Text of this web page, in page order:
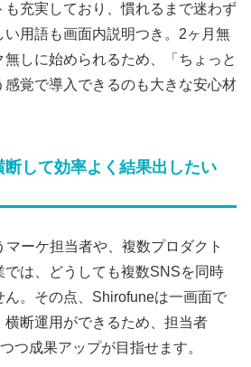
充実しており、慣れるまで迷わず
用語も画面内説明つき。2ヶ月無
しに始められるため、「ちょっと
覚で導入できるのも大きな安心材
して効率よく結果出したい
マーケ担当者や、複数プロダクト
では、どうしても複数SNSを同時
ん。その点、Shirofuneは一画面で
断運用ができるため、担当者
つ成果アップが目指せます。